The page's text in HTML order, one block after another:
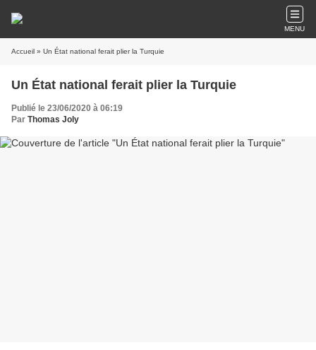
MENU
Accueil » Un État national ferait plier la Turquie
Un État national ferait plier la Turquie
Publié le 23/06/2020 à 06:19
Par Thomas Joly